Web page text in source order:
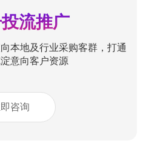
流推广
本地及行业采购客群，打通
意向客户资源
咨询